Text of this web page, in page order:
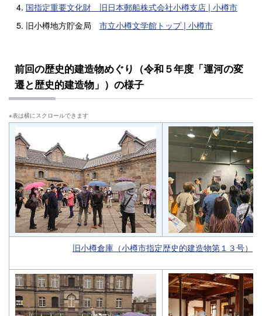
国指定重要文化財 旧日本郵船株式会社小樽支店 | 小樽市
旧小樽地方貯金局 市立小樽文学館トップ | 小樽市
前回の歴史的建造物めぐり（令和５年度「運河の変
遷と歴史的建造物」）の様子
旧小樽倉庫（小樽市指定歴史的建造物第１３号）